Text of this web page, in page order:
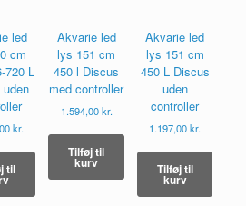
led
cm
720 L
kr.
til
Akvarie led
lys 151 cm
450 l Discus
med controller
1.594,00kr.
Tilføj til
kurv
Akvarie led
lys 151 cm
450 L Discus
uden
controller
1.197,00kr.
Tilføj til
kurv